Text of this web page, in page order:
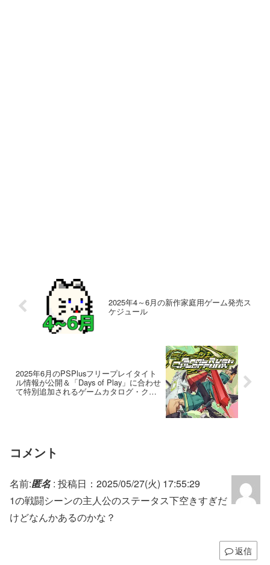
2025年4～6月の新作家庭用ゲーム発売ス
ケジュール
2025年6月のPSPlusフリープレイタイト
ル情報が公開＆「Days of Play」に合わせ
て特別追加されるゲームカタログ・クラ
コメント
名前:匿名: 投稿日：2025/05/27(火) 17:55:29
1の戦闘シーンの主人公のステータス下空きすぎだ
けどなんかあるのかな？
返信